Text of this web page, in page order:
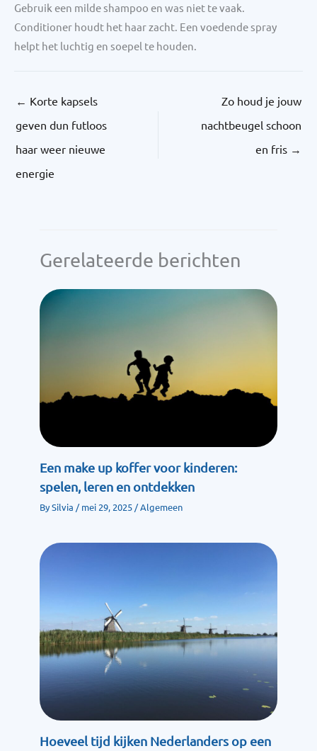
Gebruik een milde shampoo en was niet te vaak.
Conditioner houdt het haar zacht. Een voedende spray
helpt het luchtig en soepel te houden.
← Korte kapsels
geven dun futloos
haar weer nieuwe
energie
Zo houd je jouw
nachtbeugel schoon
en fris →
Gerelateerde berichten
Een make up koffer voor kinderen:
spelen, leren en ontdekken
BySilvia /mei 29, 2025 /Algemeen
Hoeveel tijd kijken Nederlanders op een